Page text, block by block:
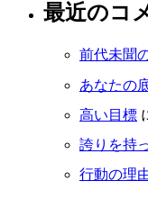
最近のコ
前代未聞
あなたの
高い目標
誇りを持
行動の理